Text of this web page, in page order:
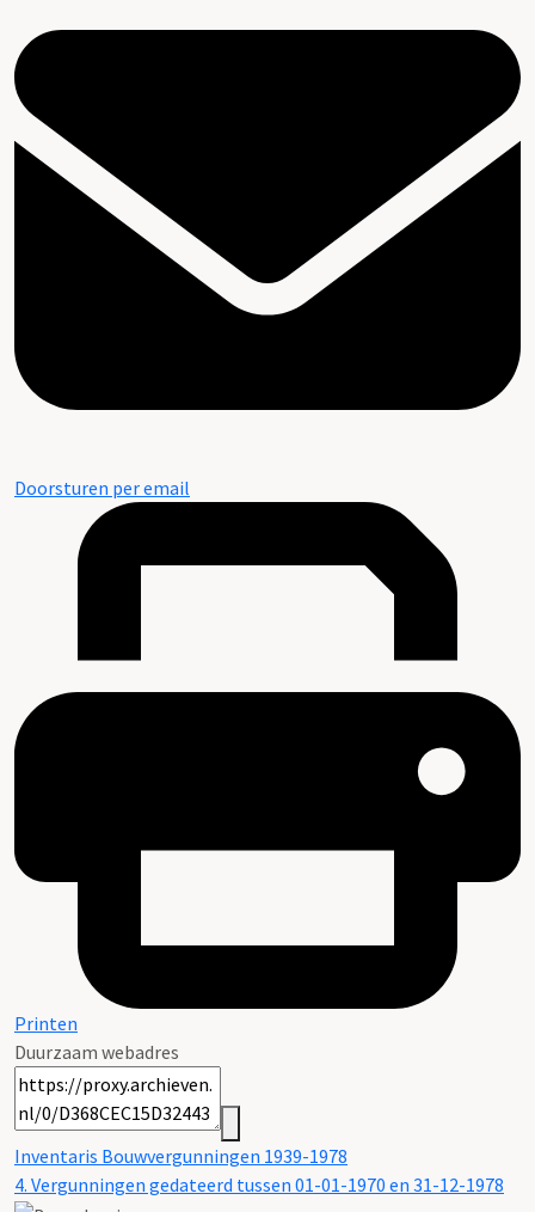
Doorsturen per email
Printen
Duurzaam webadres
Inventaris Bouwvergunningen 1939-1978
4. Vergunningen gedateerd tussen 01-01-1970 en 31-12-1978